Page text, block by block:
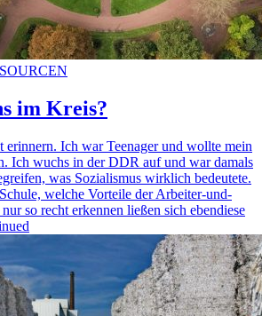
im Kreis?
erinnern. Ich war Teenager und wollte mein
Ich wuchs in der DDR auf und war damals
was Sozialismus wirklich bedeutete.
welche Vorteile der Arbeiter-und-
so recht erkennen ließen sich ebendiese